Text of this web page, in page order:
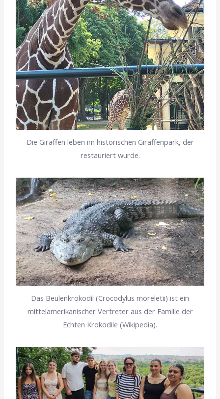
Die Giraffen leben im historischen Giraffenpark, der
restauriert wurde.
Das Beulenkrokodil (Crocodylus moreletii) ist ein
mittelamerikanischer Vertreter aus der Familie der
Echten Krokodile (Wikipedia).